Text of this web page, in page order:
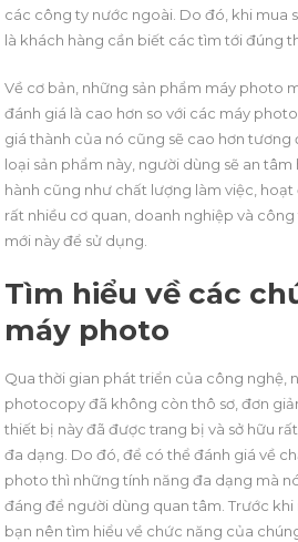
các công ty nước ngoài. Do đó, khi mua
là khách hàng cần biết các tìm tới đúng
Về cơ bản, những sản phẩm máy photo
đánh giá là cao hơn so với các máy
giá thành của nó cũng sẽ cao hơn tương
loại sản phẩm này, người dùng sẽ an
hành cũng như chất lượng làm việc,
rất nhiều cơ quan, doanh nghiệp và
mới này để sử dụng.
Tìm hiểu về các
máy photo
Qua thời gian phát triển của công nghệ,
photocopy đã không còn thô sơ, đơn
thiết bị này đã được trang bị và sở hữu
đa dạng. Do đó, để có thể đánh giá về
photo thì những tính năng đa dạng mà
đáng để người dùng quan tâm. Trước khi
bạn nên tìm hiểu về chức năng của